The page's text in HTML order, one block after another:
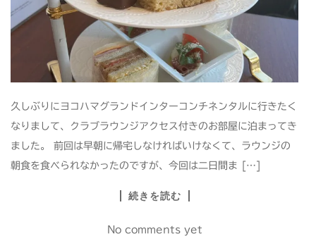
久しぶりにヨコハマグランドインターコンチネンタルに行きたく
なりまして、クラブラウンジアクセス付きのお部屋に泊まってき
ました。 前回は早朝に帰宅しなければいけなくて、ラウンジの
朝食を食べられなかったのですが、今回は二日間ま […]
続きを読む
No comments yet